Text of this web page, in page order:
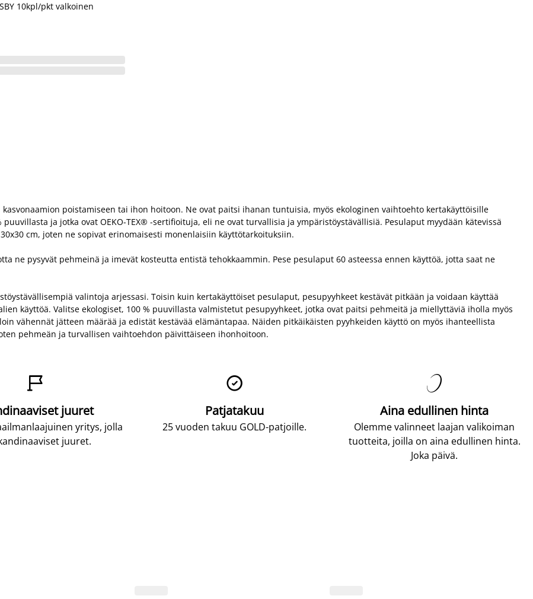
10kpl/pkt valkoinen
poistamiseen tai ihon hoitoon. Ne ovat paitsi ihanan tuntuisia, myös ekologinen vaihtoehto kertakäyttöisille
ja jotka ovat OEKO-TEX® -sertifioituja, eli ne ovat turvallisia ja ympäristöystävällisiä. Pesulaput myydään kätevissä
cm, joten ne sopivat erinomaisesti monenlaisiin käyttötarkoituksiin.
ne pysyvät pehmeinä ja imevät kosteutta entistä tehokkaammin. Pese pesulaput 60 asteessa ennen käyttöä, jotta saat ne
valintoja arjessasi. Toisin kuin kertakäyttöiset pesulaput, pesupyyhkeet kestävät pitkään ja voidaan käyttää
käyttöä. Valitse ekologiset, 100 % puuvillasta valmistetut pesupyyhkeet, jotka ovat paitsi pehmeitä ja miellyttäviä iholla myös
vähennät jätteen määrää ja edistät kestävää elämäntapaa. Näiden pitkäikäisten pyyhkeiden käyttö on myös ihanteellista
pehmeän ja turvallisen vaihtoehdon päivittäiseen ihonhoitoon.

juuret
yritys, jolla
juuret.

Patjatakuu
25 vuoden takuu GOLD-patjoille.

Aina edullinen hinta
Olemme valinneet laajan valikoiman
tuotteita, joilla on aina edullinen hinta.
Joka päivä.